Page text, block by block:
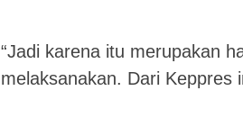
“Jadi karena itu merupakan
melaksanakan. Dari Keppres